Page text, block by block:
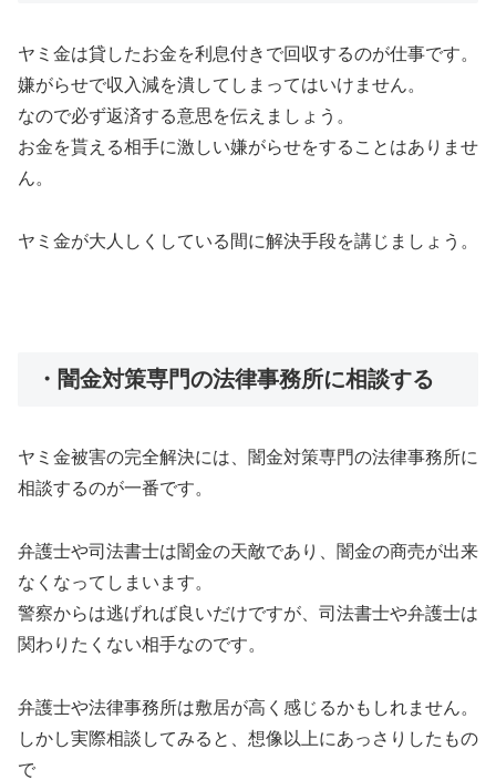
ヤミ金は貸したお金を利息付きで回収するのが仕事です。
嫌がらせで収入減を潰してしまってはいけません。
なので必ず返済する意思を伝えましょう。
お金を貰える相手に激しい嫌がらせをすることはありませ
ん。
ヤミ金が大人しくしている間に解決手段を講じましょう。
・闇金対策専門の法律事務所に相談する
ヤミ金被害の完全解決には、闇金対策専門の法律事務所に
相談するのが一番です。
弁護士や司法書士は闇金の天敵であり、闇金の商売が出来
なくなってしまいます。
警察からは逃げれば良いだけですが、司法書士や弁護士は
関わりたくない相手なのです。
弁護士や法律事務所は敷居が高く感じるかもしれません。
しかし実際相談してみると、想像以上にあっさりしたもの
で